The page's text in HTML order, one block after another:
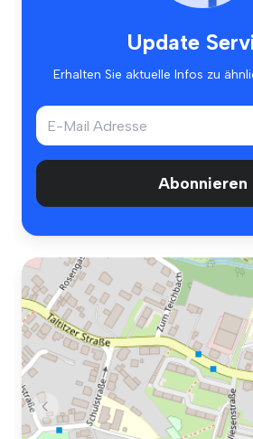
Update
Erhalten Sie aktuelle Infos zu
Abonnieren